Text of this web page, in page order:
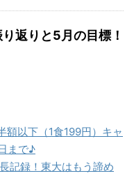
返りと5月の目標！
額以下（1食199円）キャ
まで♪
記録！東大はもう諦め